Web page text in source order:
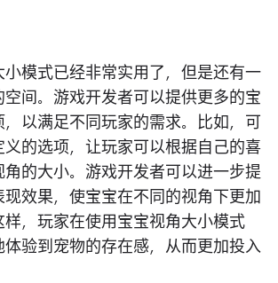
小模式已经非常实用了，但是还有一
间。游戏开发者可以提供更多的宝
以满足不同玩家的需求。比如，可
义的选项，让玩家可以根据自己的喜
的大小。游戏开发者可以进一步提
效果，使宝宝在不同的视角下更加
样，玩家在使用宝宝视角大小模式
体验到宠物的存在感，从而更加投入